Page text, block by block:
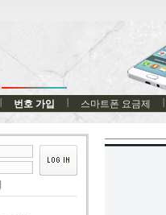
번호 가입 스마트폰 요금제